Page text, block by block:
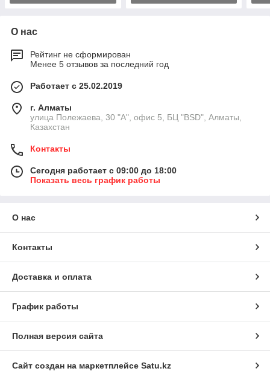
О нас
Рейтинг не сформирован
Менее 5 отзывов за последний год
Работает с 25.02.2019
г. Алматы
улица Полежаева, 30 "А", офис 5, БЦ "BSD", Алматы,
Казахстан
Контакты
Сегодня работает с 09:00 до 18:00
Показать весь график работы
О нас
Контакты
Доставка и оплата
График работы
Полная версия сайта
Сайт создан на маркетплейсе Satu.kz